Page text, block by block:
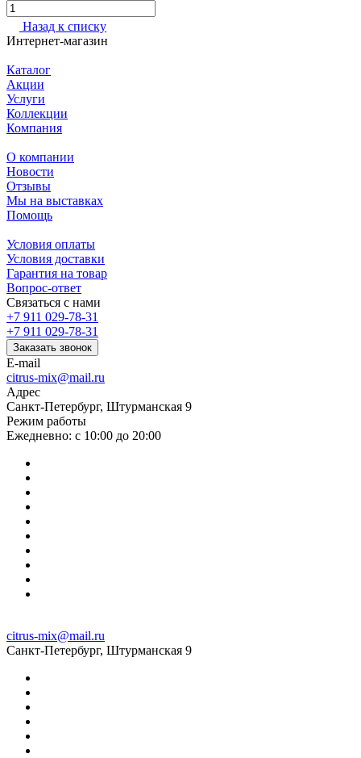
Назад к списку
Интернет-магазин
Каталог
Акции
Услуги
Коллекции
Компания
О компании
Новости
Отзывы
Мы на выставках
Помощь
Условия оплаты
Условия доставки
Гарантия на товар
Вопрос-ответ
Связаться с нами
+7 911 029-78-31
+7 911 029-78-31
Заказать звонок
E-mail
citrus-mix@mail.ru
Адрес
Санкт-Петербург, Штурманская 9
Режим работы
Ежедневно: с 10:00 до 20:00
citrus-mix@mail.ru
Санкт-Петербург, Штурманская 9